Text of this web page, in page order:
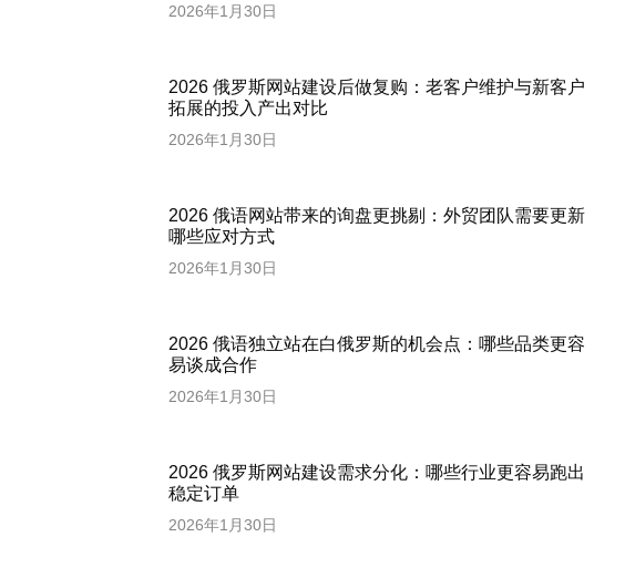
2026年1月30日
2026 俄罗斯网站建设后做复购：老客户维护与新客户
拓展的投入产出对比
2026年1月30日
2026 俄语网站带来的询盘更挑剔：外贸团队需要更新
哪些应对方式
2026年1月30日
2026 俄语独立站在白俄罗斯的机会点：哪些品类更容
易谈成合作
2026年1月30日
2026 俄罗斯网站建设需求分化：哪些行业更容易跑出
稳定订单
2026年1月30日